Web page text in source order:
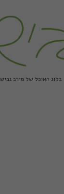
בלוג האוכל של מירב גביש